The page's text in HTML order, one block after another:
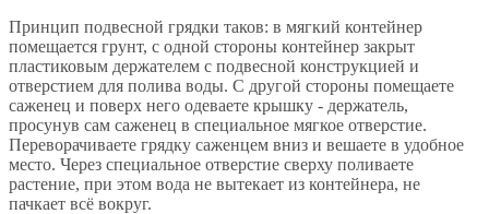
Принцип подвесной грядки таков: в мягкий контейнер
помещается грунт, с одной стороны контейнер закрыт
пластиковым держателем с подвесной конструкцией и
отверстием для полива воды. С другой стороны помещаете
саженец и поверх него одеваете крышку - держатель,
просунув сам саженец в специальное мягкое отверстие.
Переворачиваете грядку саженцем вниз и вешаете в удобное
место. Через специальное отверстие сверху поливаете
растение, при этом вода не вытекает из контейнера, не
пачкает всё вокруг.